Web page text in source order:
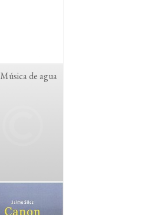
Música de agua